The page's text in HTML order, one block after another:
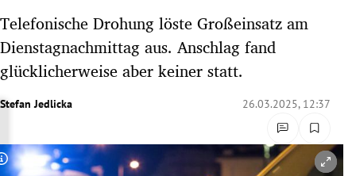
Untermenü
Untermenü
Untermenü
Telefonische Drohung löste Großeinsatz am
Dienstagnachmittag aus. Anschlag fand
glücklicherweise aber keiner statt.
Stefan Jedlicka 26.03.2025, 12:37
Copyright-Hinweis öffnen/schließen